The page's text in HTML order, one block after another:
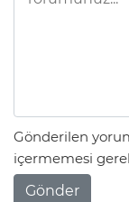
Gönderilen
içermemesi
Gönder